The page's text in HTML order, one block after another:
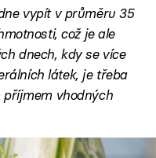
vypít v průměru 35
což je ale
dnech, kdy se více
látek, je třeba
vhodných